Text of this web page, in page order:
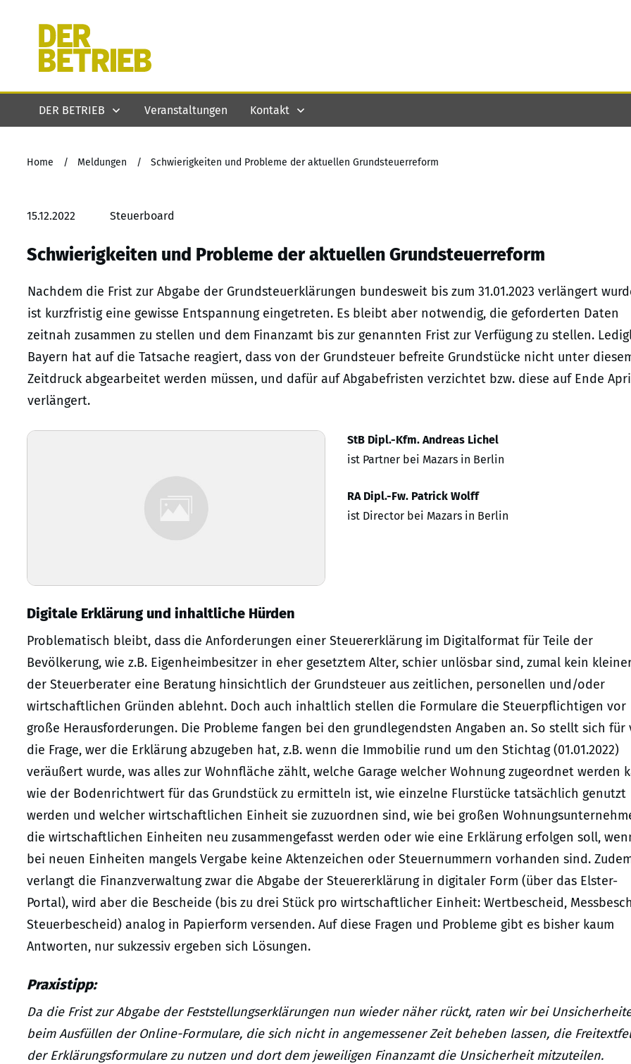
DER BETRIEB Veranstaltungen Kontakt
Home / Meldungen / Schwierigkeiten und Probleme der aktuellen Grundsteuerreform
15.12.2022 Steuerboard
Schwierigkeiten und Probleme der aktuellen Grundsteuerreform
Nachdem die Frist zur Abgabe der Grundsteuerklärungen bundesweit bis zum 31.01.2023 verlängert
ist kurzfristig eine gewisse Entspannung eingetreten. Es bleibt aber notwendig, die geforderten Daten
zeitnah zusammen zu stellen und dem Finanzamt bis zur genannten Frist zur Verfügung zu stellen.
Bayern hat auf die Tatsache reagiert, dass von der Grundsteuer befreite Grundstücke nicht unter
Zeitdruck abgearbeitet werden müssen, und dafür auf Abgabefristen verzichtet bzw. diese auf Ende
verlängert.
StB Dipl.-Kfm. Andreas Lichel
ist Partner bei Mazars in Berlin
RA Dipl.-Fw. Patrick Wolff
ist Director bei Mazars in Berlin
Digitale Erklärung und inhaltliche Hürden
Problematisch bleibt, dass die Anforderungen einer Steuererklärung im Digitalformat für Teile der
Bevölkerung, wie z.B. Eigenheimbesitzer in eher gesetztem Alter, schier unlösbar sind, zumal kein
der Steuerberater eine Beratung hinsichtlich der Grundsteuer aus zeitlichen, personellen und/oder
wirtschaftlichen Gründen ablehnt. Doch auch inhaltlich stellen die Formulare die Steuerpflichtigen vor
große Herausforderungen. Die Probleme fangen bei den grundlegendsten Angaben an. So stellt sich für
die Frage, wer die Erklärung abzugeben hat, z.B. wenn die Immobilie rund um den Stichtag (01.01.2022)
veräußert wurde, was alles zur Wohnfläche zählt, welche Garage welcher Wohnung zugeordnet werden
wie der Bodenrichtwert für das Grundstück zu ermitteln ist, wie einzelne Flurstücke tatsächlich genutzt
werden und welcher wirtschaftlichen Einheit sie zuzuordnen sind, wie bei großen
die wirtschaftlichen Einheiten neu zusammengefasst werden oder wie eine Erklärung erfolgen soll,
bei neuen Einheiten mangels Vergabe keine Aktenzeichen oder Steuernummern vorhanden sind.
verlangt die Finanzverwaltung zwar die Abgabe der Steuererklärung in digitaler Form (über das Elster-
Portal), wird aber die Bescheide (bis zu drei Stück pro wirtschaftlicher Einheit: Wertbescheid,
Steuerbescheid) analog in Papierform versenden. Auf diese Fragen und Probleme gibt es bisher kaum
Antworten, nur sukzessiv ergeben sich Lösungen.
Praxistipp:
Da die Frist zur Abgabe der Feststellungserklärungen nun wieder näher rückt, raten wir bei
beim Ausfüllen der Online-Formulare, die sich nicht in angemessener Zeit beheben lassen, die
der Erklärungsformulare zu nutzen und dort dem jeweiligen Finanzamt die Unsicherheit mitzuteilen.